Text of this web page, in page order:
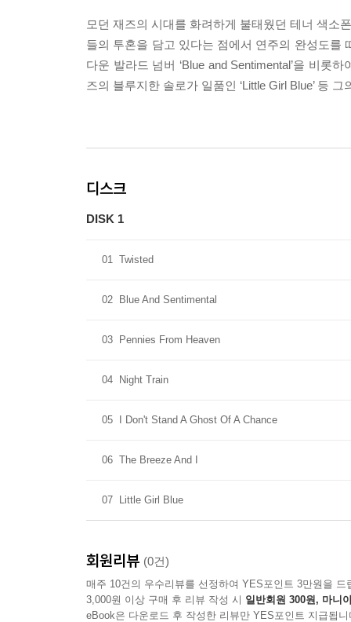
모던 재즈의 시대를 화려하게 불태웠던 테너 색소
들의 투혼을 담고 있다는 점에서 연주의 완성도를
다운 발라드 넘버 ‘Blue and Sentimental’을 비롯
즈의 블루지한 솔로가 일품인 ‘Little Girl Blue’ 등
디스크
DISK 1
01 Twisted
02 Blue And Sentimental
03 Pennies From Heaven
04 Night Train
05 I Don't Stand A Ghost Of A Chance
06 The Breeze And I
07 Little Girl Blue
회원리뷰 (0건)
매주 10건의 우수리뷰를 선정하여 YES포인트 3만원을 드
3,000원 이상 구매 후 리뷰 작성 시 일반회원 300원, 마니
eBook은 다운로드 후 작성한 리뷰만 YES포인트 지급됩니